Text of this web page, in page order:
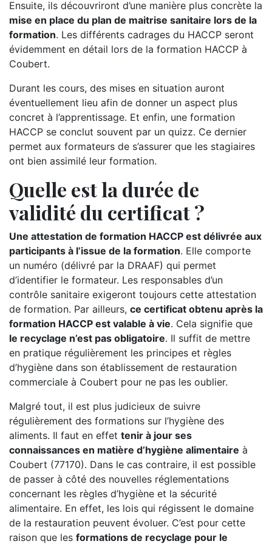
Ensuite, ils découvriront d’une manière plus concrète la
mise en place du plan de maitrise sanitaire lors de la
formation. Les différents cadrages du HACCP seront
évidemment en détail lors de la formation HACCP à
Coubert.
Durant les cours, des mises en situation auront
éventuellement lieu afin de donner un aspect plus
concret à l’apprentissage. Et enfin, une formation
HACCP se conclut souvent par un quizz. Ce dernier
permet aux formateurs de s’assurer que les stagiaires
ont bien assimilé leur formation.
Quelle est la durée de
validité du certificat ?
Une attestation de formation HACCP est délivrée aux
participants à l’issue de la formation. Elle comporte
un numéro (délivré par la DRAAF) qui permet
d’identifier le formateur. Les responsables d’un
contrôle sanitaire exigeront toujours cette attestation
de formation. Par ailleurs, ce certificat obtenu après la
formation HACCP est valable à vie. Cela signifie que
le recyclage n’est pas obligatoire. Il suffit de mettre
en pratique régulièrement les principes et règles
d’hygiène dans son établissement de restauration
commerciale à Coubert pour ne pas les oublier.
Malgré tout, il est plus judicieux de suivre
régulièrement des formations sur l’hygiène des
aliments. Il faut en effet tenir à jour ses
connaissances en matière d’hygiène alimentaire à
Coubert (77170). Dans le cas contraire, il est possible
de passer à côté des nouvelles réglementations
concernant les règles d’hygiène et la sécurité
alimentaire. En effet, les lois qui régissent le domaine
de la restauration peuvent évoluer. C’est pour cette
raison que les formations de recyclage pour le